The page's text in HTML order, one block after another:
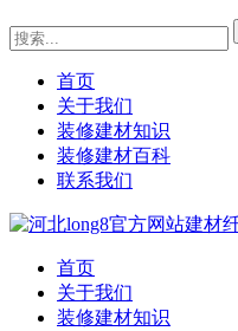
首页
关于我们
装修建材知识
装修建材百科
联系我们
首页
关于我们
装修建材知识